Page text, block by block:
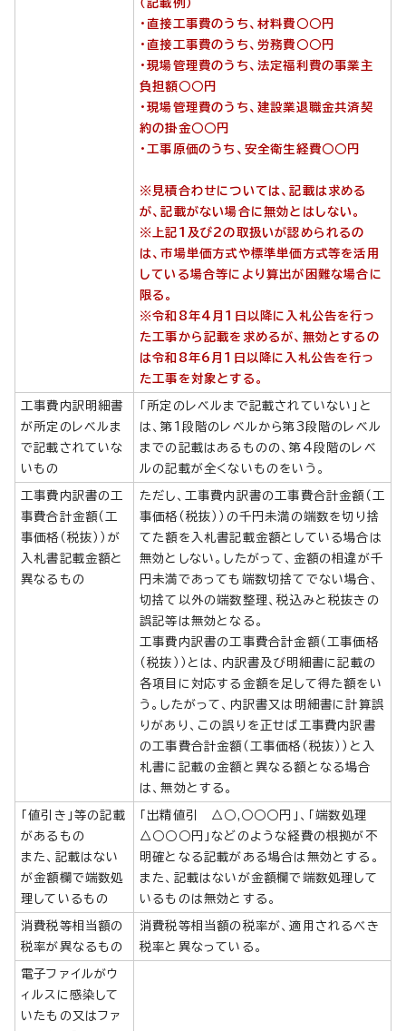
・直接工事費のうち、材料費○○円
・直接工事費のうち、労務費○○円
・現場管理費のうち、法定福利費の事業主
負担額○○円
・現場管理費のうち、建設業退職金共済契
約の掛金○○円
・工事原価のうち、安全衛生経費○○円
※見積合わせについては、記載は求める
が、記載がない場合に無効とはしない。
※上記1及び2の取扱いが認められるの
は、市場単価方式や標準単価方式等を活用
している場合等により算出が困難な場合に
限る。
※令和8年4月1日以降に入札公告を行っ
た工事から記載を求めるが、無効とするの
は令和8年6月1日以降に入札公告を行っ
た工事を対象とする。
工事費内訳明細書
が所定のレベルま
で記載されていな
いもの
「所定のレベルまで記載されていない」と
は、第1段階のレベルから第3段階のレベル
までの記載はあるものの、第4段階のレベ
ルの記載が全くないものをいう。
工事費内訳書の工
事費合計金額（工
事価格（税抜））が
入札書記載金額と
異なるもの
ただし、工事費内訳書の工事費合計金額（工
事価格（税抜））の千円未満の端数を切り捨
てた額を入札書記載金額としている場合は
無効としない。したがって、金額の相違が千
円未満であっても端数切捨てでない場合、
切捨て以外の端数整理、税込みと税抜きの
誤記等は無効となる。
工事費内訳書の工事費合計金額（工事価格
（税抜））とは、内訳書及び明細書に記載の
各項目に対応する金額を足して得た額をい
う。したがって、内訳書又は明細書に計算誤
りがあり、この誤りを正せば工事費内訳書
の工事費合計金額（工事価格（税抜））と入
札書に記載の金額と異なる額となる場合
は、無効とする。
「値引き」等の記載
があるもの
また、記載はない
が金額欄で端数処
理しているもの
「出精値引 △○,○○○円」、「端数処理
△○○○円」などのような経費の根拠が不
明確となる記載がある場合は無効とする。
また、記載はないが金額欄で端数処理して
いるものは無効とする。
消費税等相当額の
税率が異なるもの
消費税等相当額の税率が、適用されるべき
税率と異なっている。
電子ファイルがウ
ィルスに感染して
いたもの又はファ